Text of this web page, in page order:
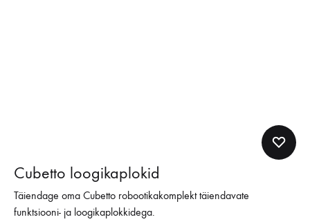
Cubetto loogikaplokid
Täiendage oma Cubetto robootikakomplekt täiendavate
funktsiooni- ja loogikaplokkidega.